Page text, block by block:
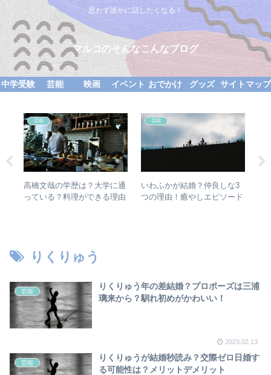
思わず誰かに話したくなる！
マルコのそんなこんなブログ
中学受験 芸能 映画 イベント おでかけ グッズ サイトマップ
芸能
高橋文哉の学歴は？大学に通
っている？料理ができる理由
芸能
いわふかが結婚？仲良しな3
つの理由！癒やしエピソード
りくりゅう
芸能
りくりゅう年の差結婚？プロポーズは三浦
璃来から？馴れ初めがかわいい！
2023.02.13
芸能
りくりゅうが結婚秒読み？交際ゼロ日婚す
る可能性は？メリットデメリット